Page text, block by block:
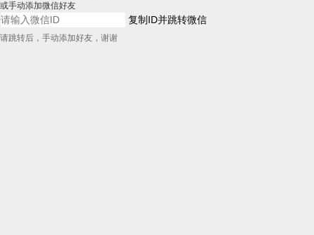
或手动添加微信好友
复制ID并跳转微信
请跳转后，手动添加好友，谢谢